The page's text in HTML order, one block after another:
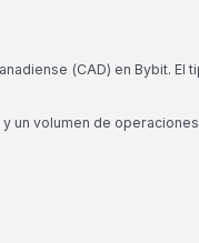
(CAD) en Bybit. El
un volumen de